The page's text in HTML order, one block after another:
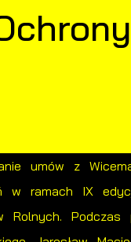
umów z
w ramach IX
Rolnych.